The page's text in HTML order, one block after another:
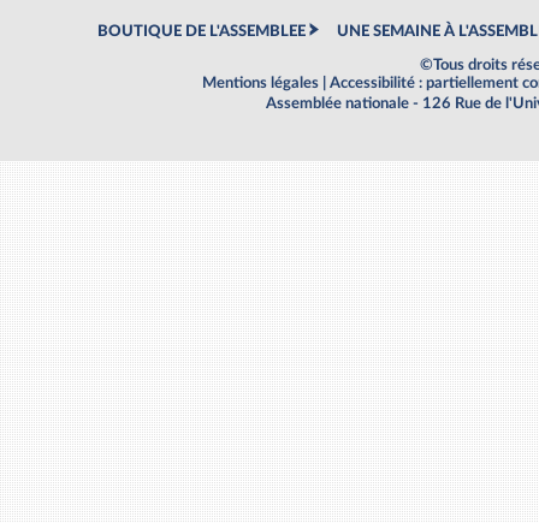
BOUTIQUE DE L'ASSEMBLEE UNE SEMAINE À
©Tous droits
Mentions légales
Accessibilité : partiellement
Assemblée nationale - 126 Rue de